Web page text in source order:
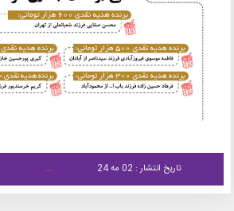
تاریخ انتشار : 02 مه 24